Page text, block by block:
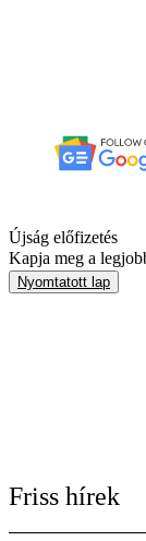
Újság előfizetés
Kapja meg a
Nyomtatott lap
Friss hírek